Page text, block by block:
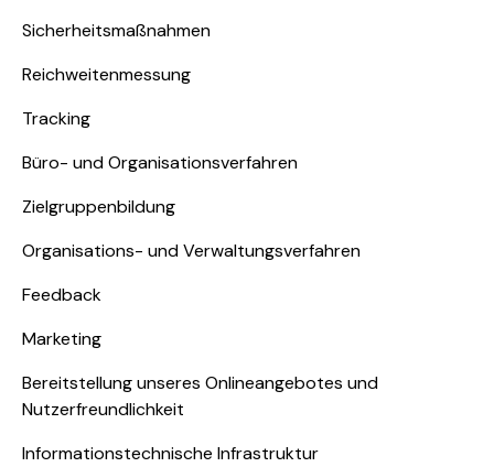
Sicherheitsmaßnahmen
Reichweitenmessung
Tracking
Büro- und Organisationsverfahren
Zielgruppenbildung
Organisations- und Verwaltungsverfahren
Feedback
Marketing
Bereitstellung unseres Onlineangebotes und
Nutzerfreundlichkeit
Informationstechnische Infrastruktur